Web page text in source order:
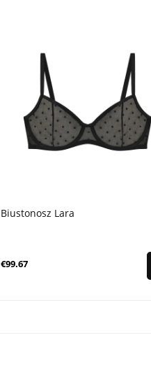
Biustonosz Lara
€99.67